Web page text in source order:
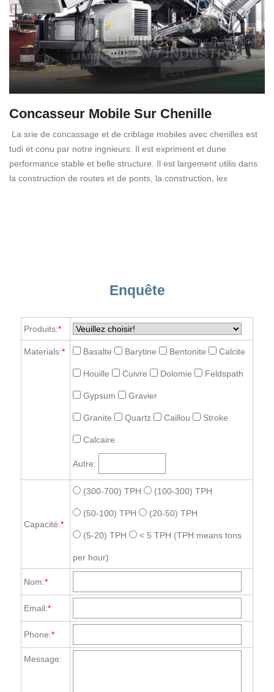
Concasseur Mobile Sur Chenille
La srie de concassage et de criblage mobiles avec chenilles est
tudi et conu par notre ingnieurs. Il est expriment et dune
performance stable et belle structure. Il est largement utilis dans
la construction de routes et de ponts, la construction, lex
Enquête
Produits:*
Materials:* Basalte Barytine Bentonite Calcite
Houille Cuivre Dolomie Feldspath
Gypsum Gravier
Granite Quartz Caillou Stroke
Calcaire
Autre:
Capacité:*
(300-700) TPH (100-300) TPH
(50-100) TPH (20-50) TPH
(5-20) TPH < 5 TPH (TPH means tons
per hour)
Nom:*
Email:*
Phone:*
Message: